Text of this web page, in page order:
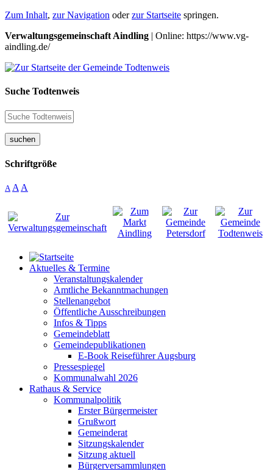
Zum Inhalt, zur Navigation oderzur Startseite springen.
Verwaltungsgemeinschaft Aindling | Online: https://www.vg-
aindling.de/
Suche Todtenweis
suchen
Schriftgröße
A A A
Aktuelles & Termine
Veranstaltungskalender
Amtliche Bekanntmachungen
Stellenangebot
Öffentliche Ausschreibungen
Infos & Tipps
Gemeindeblatt
Gemeindepublikationen
E-Book Reiseführer Augsburg
Pressespiegel
Kommunalwahl 2026
Rathaus & Service
Kommunalpolitik
Erster Bürgermeister
Grußwort
Gemeinderat
Sitzungskalender
Sitzung aktuell
Bürgerversammlungen